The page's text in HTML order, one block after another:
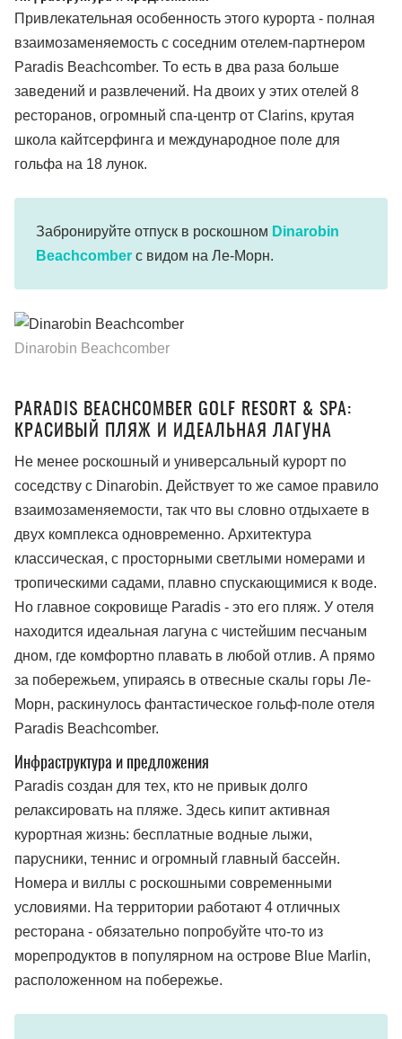
Привлекательная особенность этого курорта - полная
взаимозаменяемость с соседним отелем-партнером
Paradis Beachcomber. То есть в два раза больше
заведений и развлечений. На двоих у этих отелей 8
ресторанов, огромный спа-центр от Clarins, крутая
школа кайтсерфинга и международное поле для
гольфа на 18 лунок.
Забронируйте отпуск в роскошном Dinarobin
Beachcomber с видом на Ле-Морн.
Dinarobin Beachcomber
PARADIS BEACHCOMBER GOLF RESORT & SPA:
КРАСИВЫЙ ПЛЯЖ И ИДЕАЛЬНАЯ ЛАГУНА
Не менее роскошный и универсальный курорт по
соседству с Dinarobin. Действует то же самое правило
взаимозаменяемости, так что вы словно отдыхаете в
двух комплекса одновременно. Архитектура
классическая, с просторными светлыми номерами и
тропическими садами, плавно спускающимися к воде.
Но главное сокровище Paradis - это его пляж. У отеля
находится идеальная лагуна с чистейшим песчаным
дном, где комфортно плавать в любой отлив. А прямо
за побережьем, упираясь в отвесные скалы горы Ле-
Морн, раскинулось фантастическое гольф-поле отеля
Paradis Beachcomber.
Инфраструктура и предложения
Paradis создан для тех, кто не привык долго
релаксировать на пляже. Здесь кипит активная
курортная жизнь: бесплатные водные лыжи,
парусники, теннис и огромный главный бассейн.
Номера и виллы с роскошными современными
условиями. На территории работают 4 отличных
ресторана - обязательно попробуйте что-то из
морепродуктов в популярном на острове Blue Marlin,
расположенном на побережье.